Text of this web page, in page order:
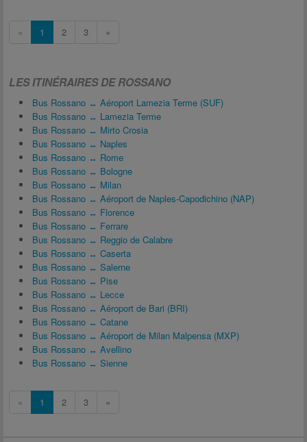
« 1 2 3 »
LES ITINÉRAIRES DE ROSSANO
Bus Rossano ↔ Aéroport Lamezia Terme (SUF)
Bus Rossano ↔ Lamezia Terme
Bus Rossano ↔ Mirto Crosia
Bus Rossano ↔ Naples
Bus Rossano ↔ Rome
Bus Rossano ↔ Bologne
Bus Rossano ↔ Milan
Bus Rossano ↔ Aéroport de Naples-Capodichino (NAP)
Bus Rossano ↔ Florence
Bus Rossano ↔ Ferrare
Bus Rossano ↔ Reggio de Calabre
Bus Rossano ↔ Caserta
Bus Rossano ↔ Salerne
Bus Rossano ↔ Pise
Bus Rossano ↔ Lecce
Bus Rossano ↔ Aéroport de Bari (BRI)
Bus Rossano ↔ Catane
Bus Rossano ↔ Aéroport de Milan Malpensa (MXP)
Bus Rossano ↔ Avellino
Bus Rossano ↔ Sienne
« 1 2 3 »